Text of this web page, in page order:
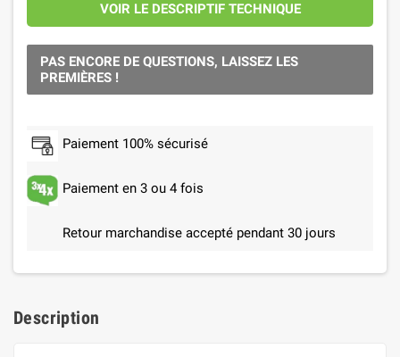
VOIR LE DESCRIPTIF TECHNIQUE
PAS ENCORE DE QUESTIONS, LAISSEZ LES
PREMIÈRES !
Paiement 100% sécurisé
Paiement en 3 ou 4 fois
Retour marchandise accepté pendant 30 jours
Description